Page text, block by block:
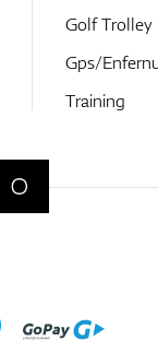
Golf Trolley
Gps/
Training